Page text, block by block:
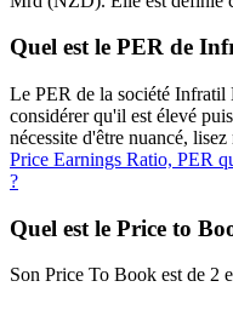
Quel est le PER de
Le PER de la société Infratil
considérer qu'il est élevé
nécessite d'être nuancé,
Price Earnings Ratio, PER
?
Quel est le Price to
Son Price To Book est de 2